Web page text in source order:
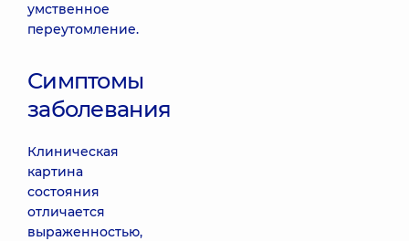
умственное
переутомление.
Симптомы
заболевания
Клиническая
картина
состояния
отличается
выраженностью,